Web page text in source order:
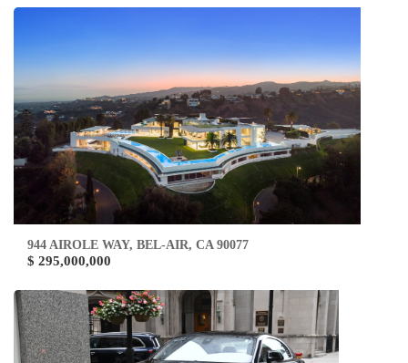
944 AIROLE WAY, BEL-AIR, CA 90077
$ 295,000,000